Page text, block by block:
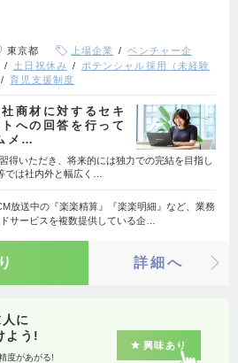
東京都 上場企業
ベンチャー企
土日祝休み
ポテンシャル採用（未経験
育児支援制度
商材に対するセキ
への回答を行って
メ…
得いただき、将来的には独力での完結を目指し
では社内外と幅広く…
放送中の『楽楽精算』『楽楽明細』など、業務
サービスを複数提供している企…
詳細へ
に
よう!
度があがる!
興味あり